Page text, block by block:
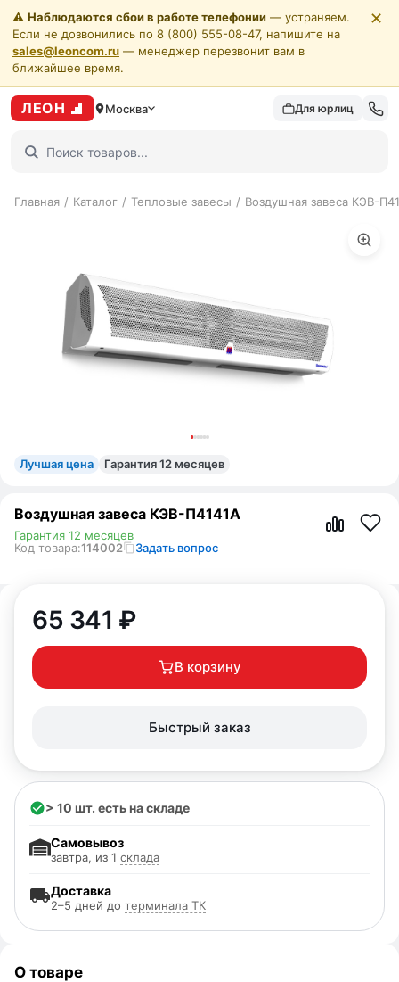
⚠️ Наблюдаются сбои в работе телефонии — устраняем.
Если не дозвонились по 8 (800) 555-08-47, напишите на
sales@leoncom.ru — менеджер перезвонит вам в
ближайшее время.
✕
ЛЕОН Москва Для юрлиц
Главная / Каталог / Тепловые завесы / Воздушная завеса КЭВ-
Лучшая цена Гарантия 12 месяцев
Воздушная завеса КЭВ-П4141A
Код товара:114002 Задать вопрос
Гарантия 12 месяцев
65 341 ₽
В корзину
Быстрый заказ
> 10 шт. есть на складе
Доставка
2–5 дней до терминала ТК
Самовывоз
завтра, из 1 склада
О товаре